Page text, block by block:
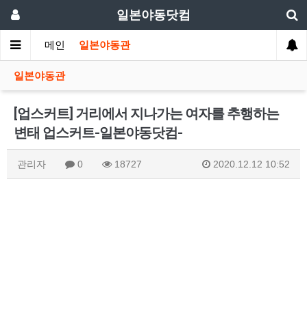
일본야동닷컴
메인 일본야동관
일본야동관
[업스커트] 거리에서 지나가는 여자를 추행하는
변태 업스커트-일본야동닷컴-
관리자 0 18727 2020.12.12 10:52